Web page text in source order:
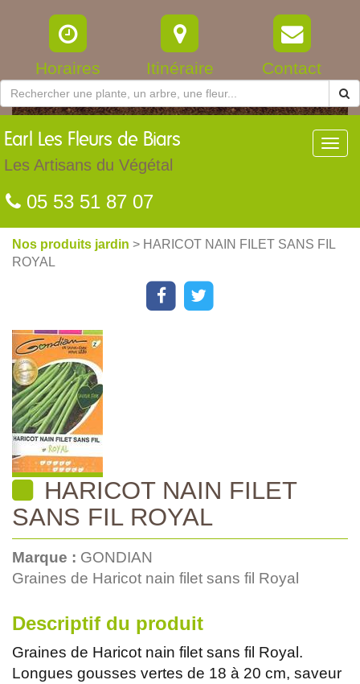
Horaires Itinéraire Contact
Earl Les Fleurs de Biars
Les Artisans du Végétal
05 53 51 87 07
Nos produits jardin > HARICOT NAIN FILET SANS FIL
ROYAL
HARICOT NAIN FILET
SANS FIL ROYAL
Marque : GONDIAN
Graines de Haricot nain filet sans fil Royal
Descriptif du produit
Graines de Haricot nain filet sans fil Royal.
Longues gousses vertes de 18 à 20 cm, saveur